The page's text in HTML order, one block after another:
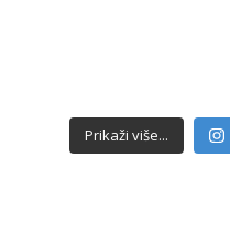
Prikaži više...